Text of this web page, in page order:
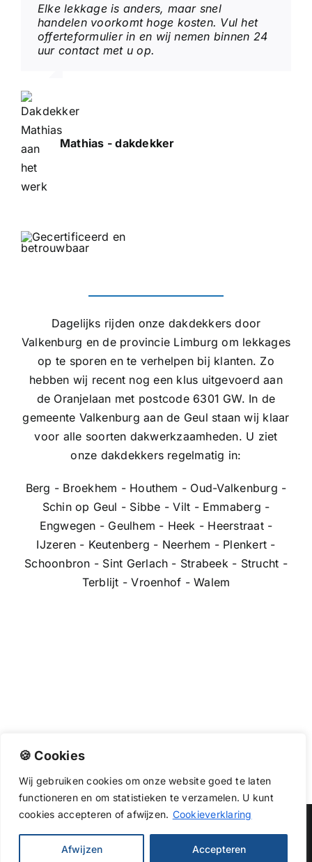
🍪 Cookies
Wij gebruikencookiesomonzewebsitegoedte laten
functionerenen om statistieken teverzamelen. U kunt
cookies accepteren of afwijzen. Cookieverklaring
Afwijzen Accepteren
Elke lekkage is anders, maar snel
handelen voorkomt hoge kosten. Vul het
offerteformulier in en wij nemen binnen 24
uur contact met u op.
Mathias - dakdekker
Dagelijks rijden onze dakdekkers door
Valkenburg en de provincie Limburg om lekkages
op te sporen en te verhelpen bij klanten. Zo
hebben wij recent nog een klus uitgevoerd aan
de Oranjelaan met postcode 6301 GW. In de
gemeente Valkenburg aan de Geul staan wij klaar
voor alle soorten dakwerkzaamheden. U ziet
onze dakdekkers regelmatig in:
Berg - Broekhem - Houthem - Oud-Valkenburg -
Schin op Geul - Sibbe - Vilt - Emmaberg -
Engwegen - Geulhem - Heek - Heerstraat -
IJzeren - Keutenberg - Neerhem - Plenkert -
Schoonbron - Sint Gerlach - Strabeek - Strucht -
Terblijt - Vroenhof - Walem
InstagramPinterest